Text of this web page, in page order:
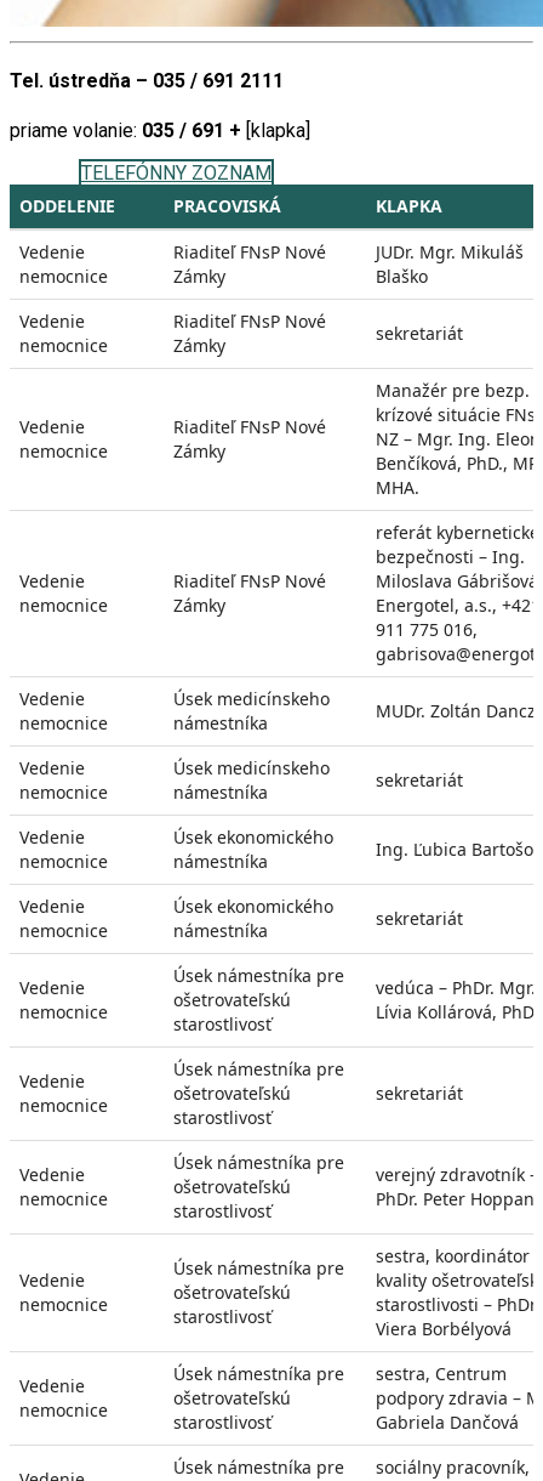
Tel. ústredňa – 035 / 691 2111
priame volanie: 035 / 691 + [klapka]
TELEFÓNNY ZOZNAM
ODDELENIE
PRACOVISKÁ
KLAPKA
Vedenie
nemocnice
Riaditeľ FNsP Nové
Zámky
JUDr. Mgr. Mikuláš
Blaško
Vedenie
nemocnice
Riaditeľ FNsP Nové
Zámky
sekretariát
Vedenie
nemocnice
Riaditeľ FNsP Nové
Zámky
Manažér pre bezp. a
krízové situácie
NZ – Mgr. Ing.
Benčíková, PhD.,
MHA.
Vedenie
nemocnice
Riaditeľ FNsP Nové
Zámky
referát kybernetickej
bezpečnosti – Ing.
Miloslava Gábrišová,
Energotel, a.s., +421
911 775 016,
Vedenie
nemocnice
Úsek medicínskeho
námestníka
MUDr. Zoltán Danczi
Vedenie
nemocnice
Úsek medicínskeho
námestníka
sekretariát
Vedenie
nemocnice
Úsek ekonomického
námestníka
Ing. Ľubica
Vedenie
nemocnice
Úsek ekonomického
námestníka
sekretariát
Vedenie
nemocnice
Úsek námestníka pre
ošetrovateľskú
starostlivosť
vedúca – PhDr. Mgr.
Lívia Kollárová, PhD.
Vedenie
nemocnice
Úsek námestníka pre
ošetrovateľskú
starostlivosť
sekretariát
Vedenie
nemocnice
Úsek námestníka pre
ošetrovateľskú
starostlivosť
verejný zdravotník –
PhDr. Peter Hoppan
Vedenie
nemocnice
Úsek námestníka pre
ošetrovateľskú
starostlivosť
sestra, koordinátor
kvality
starostlivosti – PhDr.
Viera Borbélyová
Vedenie
nemocnice
Úsek námestníka pre
ošetrovateľskú
starostlivosť
sestra, Centrum
podpory zdravia –
Gabriela Dančová
Úsek námestníka pre
sociálny pracovník,